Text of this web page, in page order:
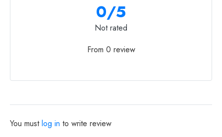
0/5
Not rated
From 0 review
You mustlog in to write review